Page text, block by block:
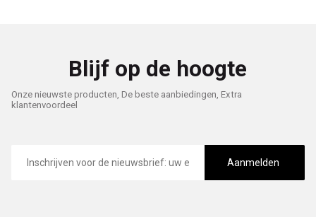
Blijf op de hoogte
Onze nieuwste producten, De beste aanbiedingen, Extra
klantenvoordeel
mailadres
Aanmelden